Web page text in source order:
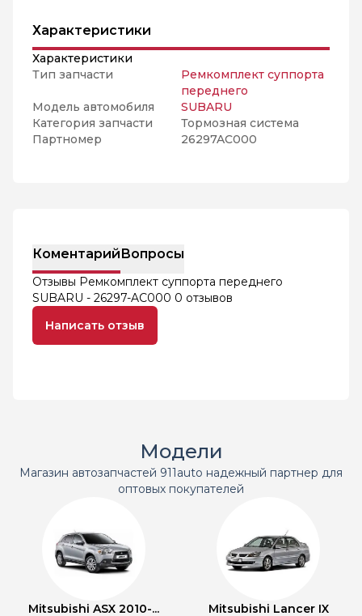
Характеристики
Характеристики
Тип запчасти
Ремкомплект суппорта
переднего
Модель автомобиля
SUBARU
Категория запчасти
Тормозная система
Партномер
26297AC000
КоментарийВопросы
Отзывы Ремкомплект суппорта переднего
SUBARU - 26297-AC000 0 отзывов
Написать отзыв
Модели
Магазин автозапчастей 911auto надежный партнер для
оптовых покупателей
Mitsubishi ASX 2010-... Mitsubishi Lancer IX